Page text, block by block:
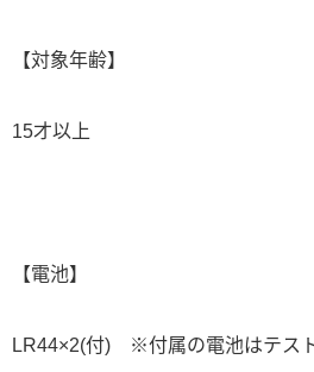
【対象年齢】
15才以上
【電池】
LR44×2(付) ※付属の電池はテス